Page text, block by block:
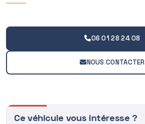
06 01 28 24 08
NOUS CONTACTER
Ce véhicule vous intéresse ?